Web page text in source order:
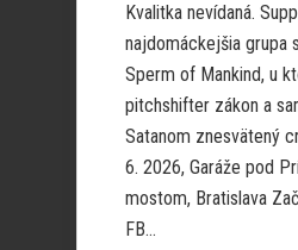
Kvalitka nevídaná.
najdomáckejšia grupa
Sperm of Mankind, u
pitchshifter zákon a
Satanom znesvätený
6. 2026, Garáže pod
mostom, Bratislava
FB...